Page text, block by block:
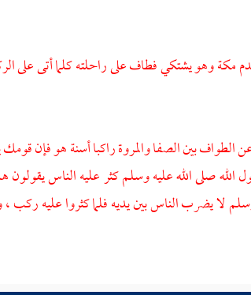
مكةوهو يشتكي فطاف على راحلته كلما أتى على
الطواف بينالصفاوالمروةراكبا أسنة هو فإن
صلى الله عليه وسلم كثر عليه الناس يقولون
لا يضرب الناس بين يديه فلما كثروا عليه ركب